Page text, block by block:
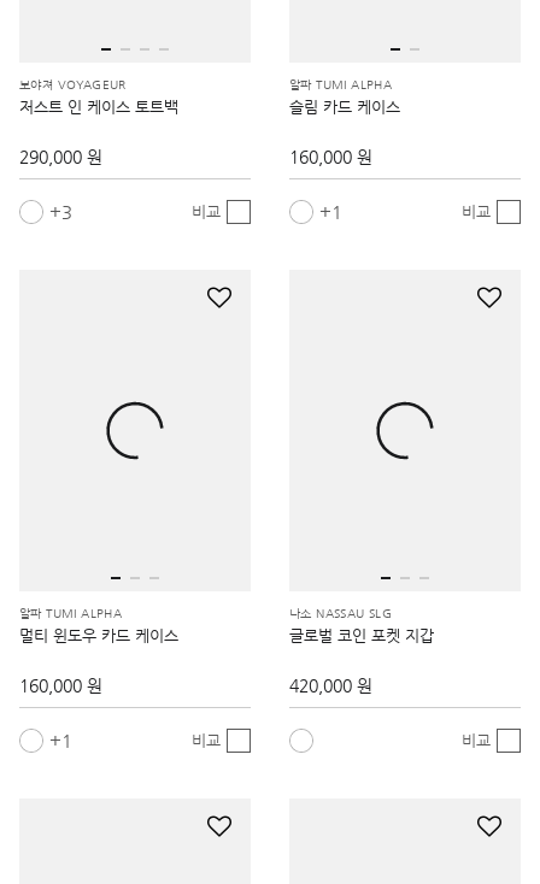
보야져 VOYAGEUR
저스트 인 케이스 토트백
290,000 원
3 비교
알파 TUMI ALPHA
슬림 카드 케이스
160,000 원
1 비교
알파 TUMI ALPHA
멀티 윈도우 카드 케이스
160,000 원
1 비교
나소 NASSAU SLG
글로벌 코인 포켓 지갑
420,000 원
비교